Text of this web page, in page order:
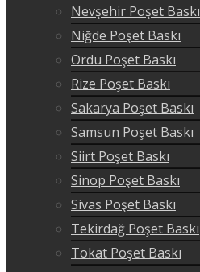
Nevşehir Poşet Baskı
Niğde Poşet Baskı
Ordu Poşet Baskı
Rize Poşet Baskı
Sakarya Poşet Baskı
Samsun Poşet Baskı
Siirt Poşet Baskı
Sinop Poşet Baskı
Sivas Poşet Baskı
Tekirdağ Poşet Baskı
Tokat Poşet Baskı